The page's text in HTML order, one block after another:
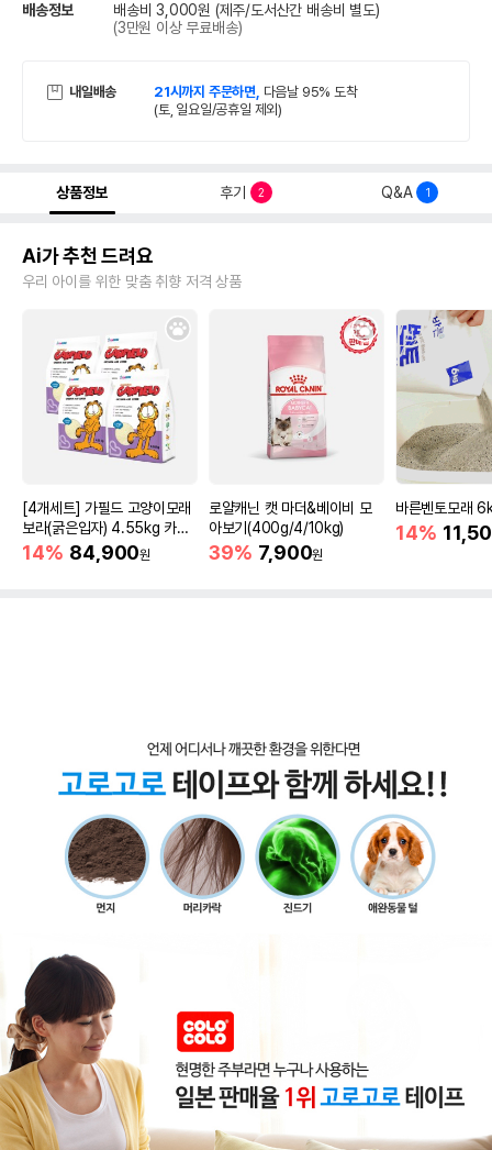
배송정보 배송비 3,000원 (제주/도서산간 배송비 별도)
(3만원 이상 무료배송)
내일배송 21시까지 주문하면, 다음날 95% 도착
(토, 일요일/공휴일 제외)
상품정보 후기 2 Q&A 1
Ai가 추천 드려요
우리 아이를 위한 맞춤 취향 저격 상품
[4개세트] 가필드 고양이모래
보라(굵은입자) 4.55kg 카사
바모래
14% 84,900원
로얄캐닌 캣 마더&베이비 모
아보기(400g/4/10kg)
39% 7,900원
바른벤토모래
14%